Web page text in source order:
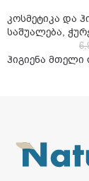
კოსმეტიკა და
საშუალება,
ჰიგიენა მთელი